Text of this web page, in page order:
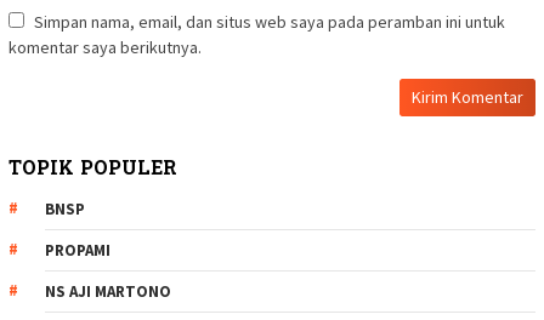
Simpan nama, email, dan situs web saya pada peramban ini untuk
komentar saya berikutnya.
TOPIK POPULER
BNSP
PROPAMI
NS AJI MARTONO